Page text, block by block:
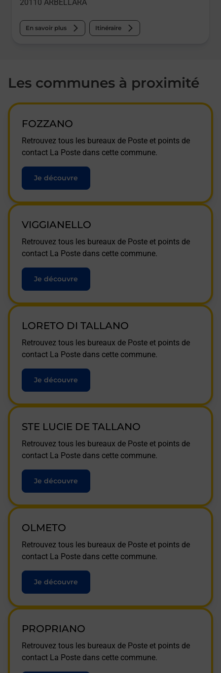
20110 ARBELLARA
En savoir plus Itinéraire
Les communes à proximité
FOZZANO
Retrouvez tous les bureaux de Poste et points de
contact La Poste dans cette commune.
Je découvre
VIGGIANELLO
Retrouvez tous les bureaux de Poste et points de
contact La Poste dans cette commune.
Je découvre
LORETO DI TALLANO
Retrouvez tous les bureaux de Poste et points de
contact La Poste dans cette commune.
Je découvre
STE LUCIE DE TALLANO
Retrouvez tous les bureaux de Poste et points de
contact La Poste dans cette commune.
Je découvre
OLMETO
Retrouvez tous les bureaux de Poste et points de
contact La Poste dans cette commune.
Je découvre
PROPRIANO
Retrouvez tous les bureaux de Poste et points de
contact La Poste dans cette commune.